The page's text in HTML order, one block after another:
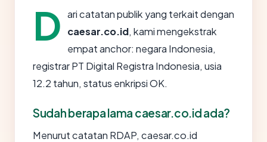
D ari catatan publik yang terkait dengan
caesar.co.id, kami mengekstrak
empat anchor: negara Indonesia,
registrar PT Digital Registra Indonesia, usia
12.2 tahun, status enkripsi OK.
Sudah berapa lama caesar.co.id ada?
Menurut catatan RDAP, caesar.co.id